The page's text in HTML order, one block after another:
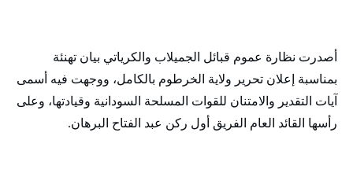
أصدرت نظارة عموم قبائل الجميلاب والكرياتي بيان تهنئة
بمناسبة إعلان تحرير ولاية الخرطوم بالكامل، ووجهت فيه أسمى
آيات التقدير والامتنان للقوات المسلحة السودانية وقيادتها، وعلى
رأسها القائد العام الفريق أول ركن عبد الفتاح البرهان.